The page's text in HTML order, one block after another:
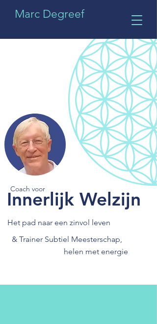
Marc Degreef
Coach voor
Innerlijk Welzijn
Het pad naar een zinvol leven
& Trainer Subtiel Meesterschap,
helen met energie